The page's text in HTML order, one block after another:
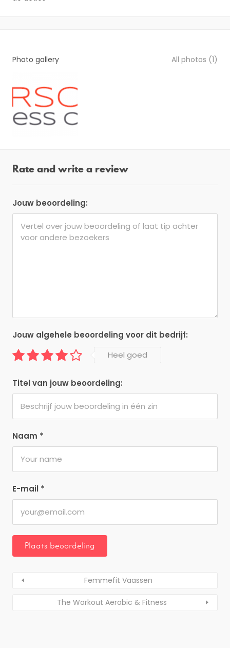
Photo gallery All photos (1)
Rate and write a review
Jouw beoordeling:
Naam *
E-mail *
Jouw algehele beoordeling voor dit bedrijf:
Heel goed
Titel van jouw beoordeling:
Femmefit Vaassen
The Workout Aerobic & Fitness